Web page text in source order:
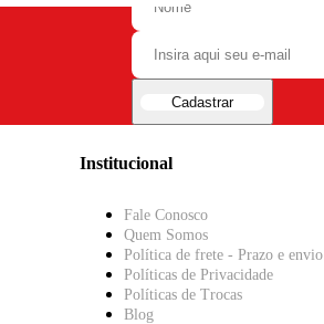
Cadastrar
Institucional
Fale Conosco
Quem Somos
Política de frete - Prazo e envio
Políticas de Privacidade
Políticas de Trocas
Blog